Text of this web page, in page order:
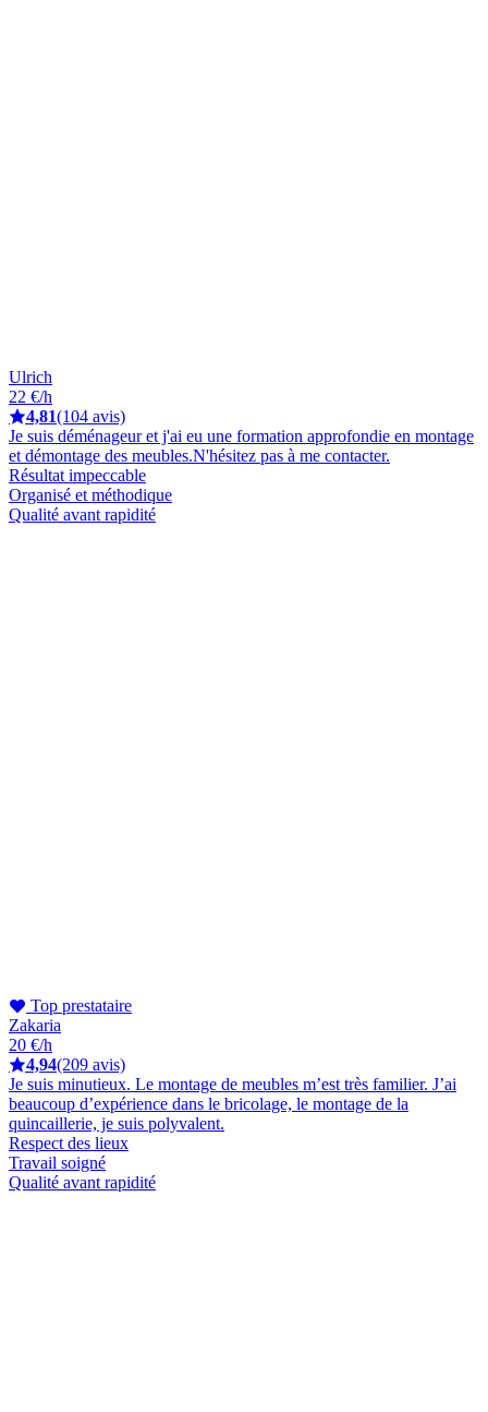
Ulrich
22 €/h
4,81(104 avis)
Je suis déménageur et j'ai eu une formation approfondie en montage
et démontage des meubles.N'hésitez pas à me contacter.
Résultat impeccable
Organisé et méthodique
Qualité avant rapidité
Top prestataire
Zakaria
20 €/h
4,94(209 avis)
Je suis minutieux. Le montage de meubles m’est très familier. J’ai
beaucoup d’expérience dans le bricolage, le montage de la
quincaillerie, je suis polyvalent.
Respect des lieux
Travail soigné
Qualité avant rapidité